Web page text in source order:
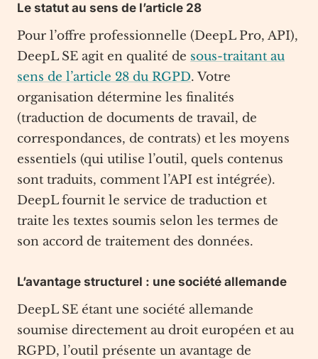
Le statut au sens de l’article 28
Pour l’offre professionnelle (DeepL Pro, API),
DeepL SE agit en qualité de sous-traitant au
sens de l’article 28 du RGPD. Votre
organisation détermine les finalités
(traduction de documents de travail, de
correspondances, de contrats) et les moyens
essentiels (qui utilise l’outil, quels contenus
sont traduits, comment l’API est intégrée).
DeepL fournit le service de traduction et
traite les textes soumis selon les termes de
son accord de traitement des données.
L’avantage structurel : une société allemande
DeepL SE étant une société allemande
soumise directement au droit européen et au
RGPD, l’outil présente un avantage de